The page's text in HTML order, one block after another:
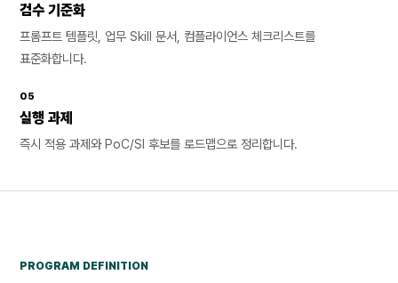
검수 기준화
프롬프트 템플릿, 업무 Skill 문서, 컴플라이언스 체크리스트를
표준화합니다.
05
실행 과제
즉시 적용 과제와 PoC/SI 후보를 로드맵으로 정리합니다.
PROGRAM DEFINITION